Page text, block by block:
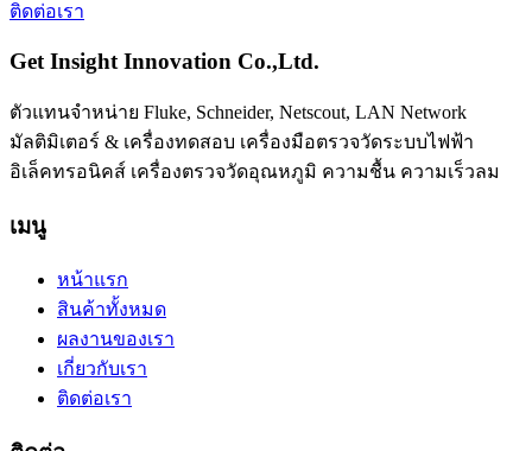
ติดต่อเรา
Get Insight Innovation Co.,Ltd.
ตัวแทนจำหน่าย Fluke, Schneider, Netscout, LAN Network
มัลติมิเตอร์ & เครื่องทดสอบ เครื่องมือตรวจวัดระบบไฟฟ้า
อิเล็คทรอนิคส์ เครื่องตรวจวัดอุณหภูมิ ความชื้น ความเร็วลม
เมนู
หน้าแรก
สินค้าทั้งหมด
ผลงานของเรา
เกี่ยวกับเรา
ติดต่อเรา